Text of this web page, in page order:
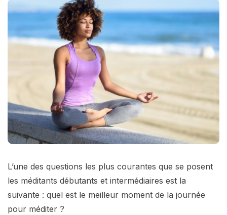
L’une des questions les plus courantes que se posent
les méditants débutants et intermédiaires est la
suivante : quel est le meilleur moment de la journée
pour méditer ?